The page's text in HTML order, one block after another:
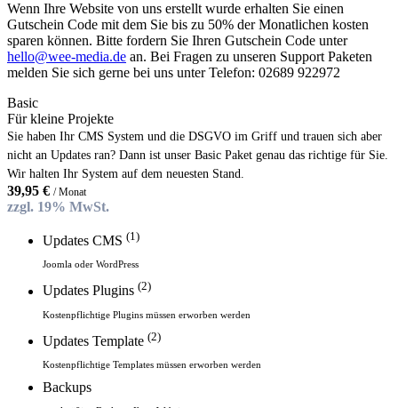
Wenn Ihre Website von uns erstellt wurde erhalten Sie einen
Gutschein Code mit dem Sie bis zu 50% der Monatlichen kosten
sparen können. Bitte fordern Sie Ihren Gutschein Code unter
hello@wee-media.de an. Bei Fragen zu unseren Support Paketen
melden Sie sich gerne bei uns unter Telefon: 02689 922972
Basic
Für kleine Projekte
Sie haben Ihr CMS System und die DSGVO im Griff und trauen sich aber
nicht an Updates ran? Dann ist unser Basic Paket genau das richtige für Sie.
Wir halten Ihr System auf dem neuesten Stand.
39,95 € / Monat
zzgl. 19% MwSt.
Updates CMS (1)
Joomla oder WordPress
Updates Plugins (2)
Kostenpflichtige Plugins müssen erworben werden
Updates Template (2)
Kostenpflichtige Templates müssen erworben werden
Backups